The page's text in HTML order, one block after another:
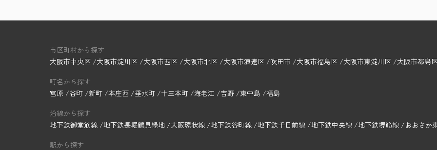
市区町村から探す
大阪市中央区
大阪市淀川区 大阪市西区 大阪市北区 大阪市浪速区 吹田市 大阪市福島区 大阪市東淀川区 大阪市都島
町名から探す
宮原
谷町 新町 本庄西 垂水町 十三本町 海老江 吉野 東中島 福島
沿線から探す
地下鉄御堂筋線 地下鉄長堀鶴見緑地 大阪環状線 地下鉄谷町線 地下鉄千日前線 地下鉄中央線 地下鉄堺筋線 おおさか
駅から探す